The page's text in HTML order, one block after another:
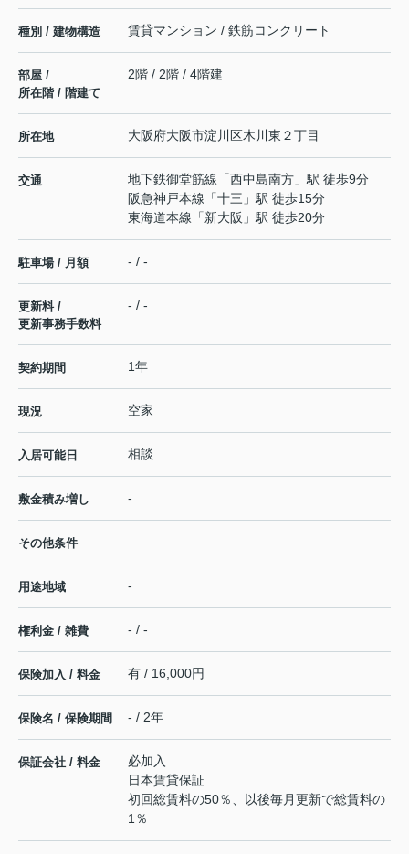
種別 / 建物構造 賃貸マンション / 鉄筋コンクリート
部屋 /
所在階 / 階建て
2階 / 2階 / 4階建
所在地 大阪府大阪市淀川区木川東 ２丁目
交通 地下鉄御堂筋線 「西中島南方 」駅 徒歩9分
阪急神戸本線 「十三 」駅 徒歩15分
東海道本線 「新大阪 」駅 徒歩20分
駐車場 / 月額 - / -
更新料 /
更新事務手数料
- / -
契約期間 1年
現況 空家
入居可能日 相談
敷金積み増し -
その他条件
用途地域 -
権利金 / 雑費 - / -
保険加入 / 料金 有 / 16,000円
保険名 / 保険期間 - / 2年
保証会社 / 料金
必加入
日本賃貸保証
初回総賃料の50％、以後毎月更新で総賃料の
1％